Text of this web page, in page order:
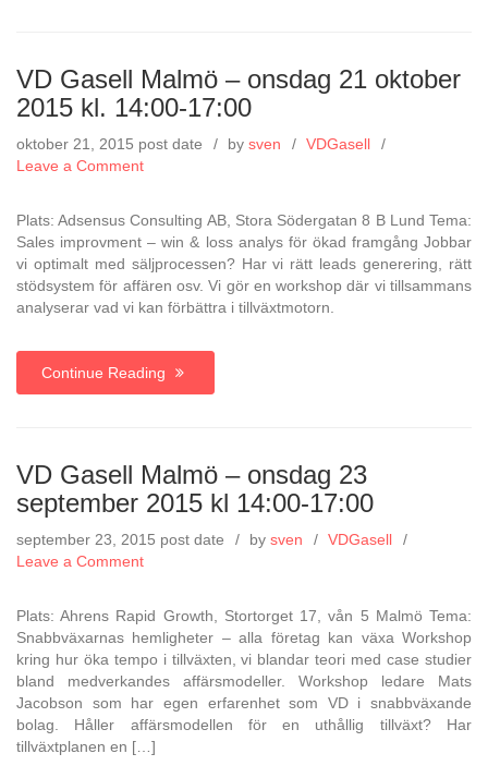
VD Gasell Malmö – onsdag 21 oktober
2015 kl. 14:00-17:00
oktober 21, 2015 post date by sven
VDGasell
Leave a Commenton
Malmö
onsdag
21
oktober
14:00-
Plats: Adsensus Consulting AB, Stora Södergatan 8 B Lund Tema:
Sales improvment – win & loss analys för ökad framgång Jobbar
vi optimalt med säljprocessen? Har vi rätt leads generering, rätt
stödsystem för affären osv. Vi gör en workshop där vi tillsammans
analyserar vad vi kan förbättra i tillväxtmotorn.
Continue Reading
VD Gasell Malmö – onsdag 23
september 2015 kl 14:00-17:00
september 23, 2015 post date by sven
VDGasell
Leave a Commenton
Malmö
–
onsdag
23
september
2015
kl
Plats: Ahrens Rapid Growth, Stortorget 17, vån 5 Malmö Tema:
Snabbväxarnas hemligheter – alla företag kan växa Workshop
kring hur öka tempo i tillväxten, vi blandar teori med case studier
bland medverkandes affärsmodeller. Workshop ledare Mats
Jacobson som har egen erfarenhet som VD i snabbväxande
bolag. Håller affärsmodellen för en uthållig tillväxt? Har
tillväxtplanen en […]